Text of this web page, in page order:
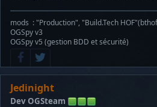
mods : "Production", "Build.Tech
OGSpy v3
OGSpy v5 (gestion BDD et sécurité)
Jedinight
Dev OGSteam